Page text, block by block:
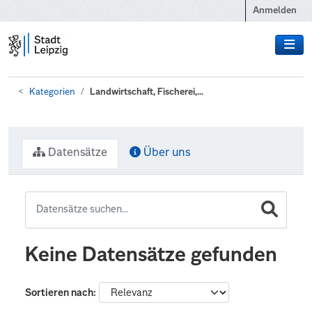
Anmelden
Kategorien Landwirtschaft, Fischerei,...
Datensätze Über uns
Keine Datensätze gefunden
Sortieren nach